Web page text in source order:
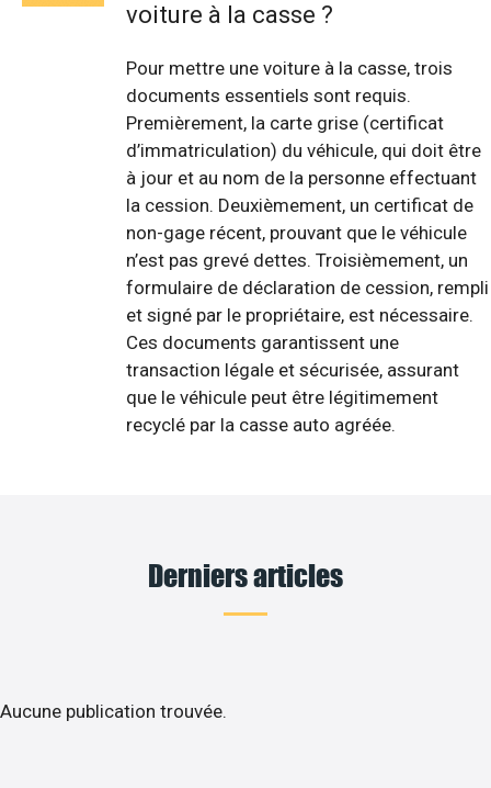
voiture à la casse ?
Pour mettre une voiture à la casse, trois
documents essentiels sont requis.
Premièrement, la carte grise (certificat
d’immatriculation) du véhicule, qui doit être
à jour et au nom de la personne effectuant
la cession. Deuxièmement, un certificat de
non-gage récent, prouvant que le véhicule
n’est pas grevé dettes. Troisièmement, un
formulaire de déclaration de cession, rempli
et signé par le propriétaire, est nécessaire.
Ces documents garantissent une
transaction légale et sécurisée, assurant
que le véhicule peut être légitimement
recyclé par la casse auto agréée.
Derniers articles
Aucune publication trouvée.